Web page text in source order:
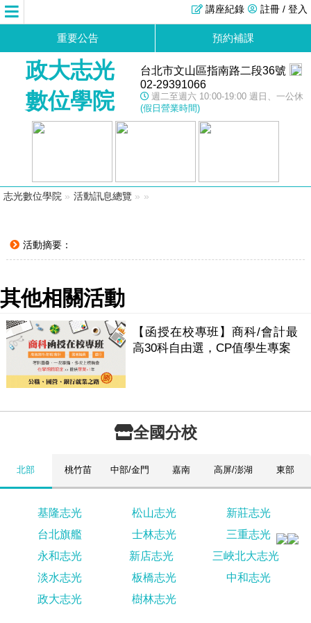
註冊 / 登入
講座紀錄
重要公告 預約補課
政大志光
數位學院
台北市文山區指南路二段36號
02-29391066
週二至週六 10:00-19:00 週日、一公休
(假日營業時間)
志光數位學院 » 活動訊息總覽 » »
活動摘要：
其他相關活動
【函授在校專班】商科/會計最
高30科自由選，CP值學生專案
全國分校
北部 桃竹苗 中部/金門 嘉南 高屏/澎湖 東部
基隆志光 松山志光
新莊志光
台北旗艦
士林志光
三重志光
永和志光
新店志光
三峽北大志光
淡水志光
板橋志光
中和志光
政大志光
樹林志光